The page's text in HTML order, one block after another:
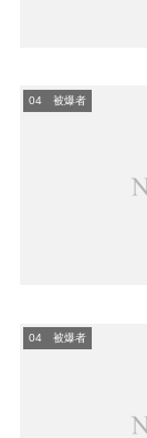
04 被爆者
04 被爆者